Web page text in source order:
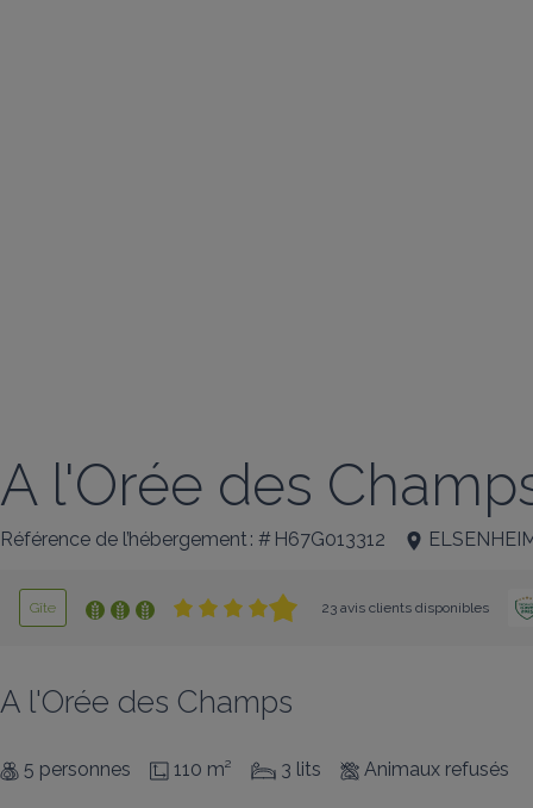
A l'Orée des
Référence de l’hébergement : # H67G013312
Gîte 23 avis clients disponibles
A l'Orée des Champs
5 personnes 110 m² 3 lits Animaux refusés